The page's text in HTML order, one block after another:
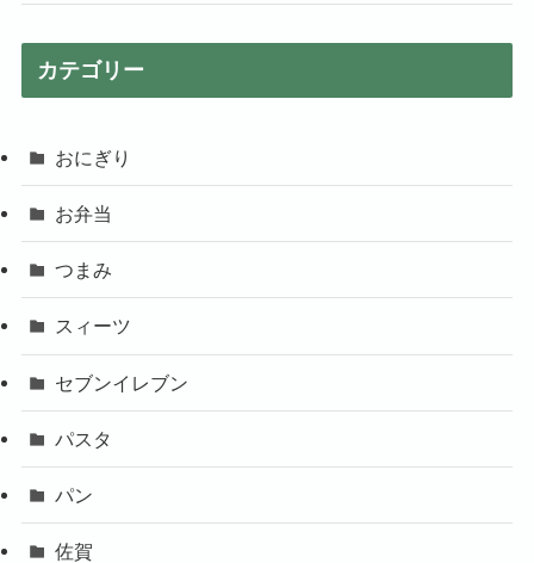
カテゴリー
おにぎり
お弁当
つまみ
スィーツ
セブンイレブン
パスタ
パン
佐賀